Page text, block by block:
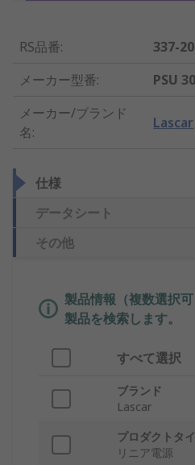
RS品番:
337-
メーカー型番:
PSU
メーカー/ブランド
名:
Lascar
仕様
データシート
その他
製品情報（複数選択
製品を検索します。
すべて選択
ブランド
Lascar
プロダクトタ
リニア電源